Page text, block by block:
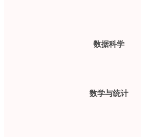
数据科学
数学与统计